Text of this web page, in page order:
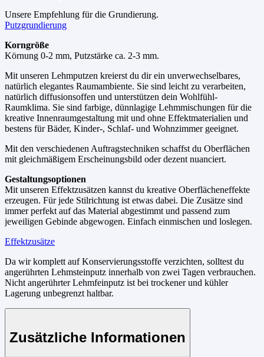
Unsere Empfehlung für die Grundierung.
Putzgrundierung
Korngröße
Körnung 0-2 mm, Putzstärke ca. 2-3 mm.
Mit unseren Lehmputzen kreierst du dir ein unverwechselbares,
natürlich elegantes Raumambiente. Sie sind leicht zu verarbeiten,
natürlich diffusionsoffen und unterstützen dein Wohlfühl-
Raumklima. Sie sind farbige, dünnlagige Lehmmischungen für die
kreative Innenraumgestaltung mit und ohne Effektmaterialien und
bestens für Bäder, Kinder-, Schlaf- und Wohnzimmer geeignet.
Mit den verschiedenen Auftragstechniken schaffst du Oberflächen
mit gleichmäßigem Erscheinungsbild oder dezent nuanciert.
Gestaltungsoptionen
Mit unseren Effektzusätzen kannst du kreative Oberflächeneffekte
erzeugen. Für jede Stilrichtung ist etwas dabei. Die Zusätze sind
immer perfekt auf das Material abgestimmt und passend zum
jeweiligen Gebinde abgewogen. Einfach einmischen und loslegen.
Effektzusätze
Da wir komplett auf Konservierungsstoffe verzichten, solltest du
angerührten Lehmsteinputz innerhalb von zwei Tagen verbrauchen.
Nicht angerührter Lehmfeinputz ist bei trockener und kühler
Lagerung unbegrenzt haltbar.
Zusätzliche Informationen